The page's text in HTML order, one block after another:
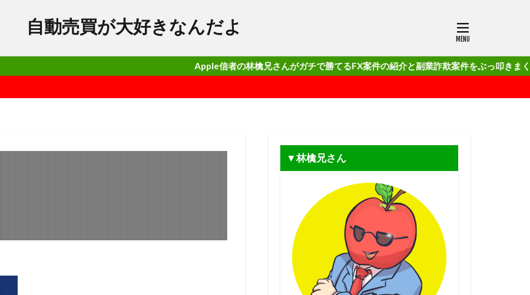
自動売買が大好きなんだよ
Apple信者の林檎兄さんがガチで勝てるFX案件の紹介と副業詐欺案件をぶっ叩きまくる健全でクリ
▼林檎兄さん